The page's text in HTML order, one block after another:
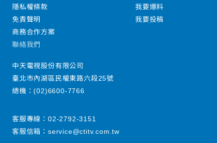
隱私權條款
免責聲明
商務合作方案
我要爆料
我要投稿
聯絡我們
中天電視股份有限公司
臺北市內湖區民權東路六段25號
總機：(02)6600-7766
客服專線： 02-2792-3151
客服信箱： service@ctitv.com.tw